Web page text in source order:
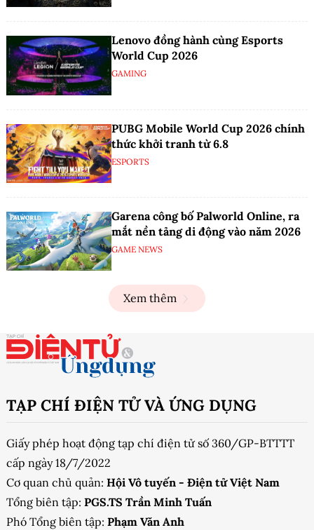
Lenovo đồng hành cùng Esports
World Cup 2026
GAMING
PUBG Mobile World Cup 2026 chính
thức khởi tranh từ 6.8
ESPORTS
Garena công bố Palworld Online, ra
mắt nền tảng di động vào năm 2026
GAME NEWS
Xem thêm
TẠP CHÍ ĐIỆN TỬ VÀ ỨNG DỤNG
Giấy phép hoạt động tạp chí điện tử số 360/GP-BTTTT
cấp ngày 18/7/2022
Cơ quan chủ quản: Hội Vô tuyến - Điện tử Việt Nam
Tổng biên tập: PGS.TS Trần Minh Tuấn
Phó Tổng biên tập: Phạm Văn Anh